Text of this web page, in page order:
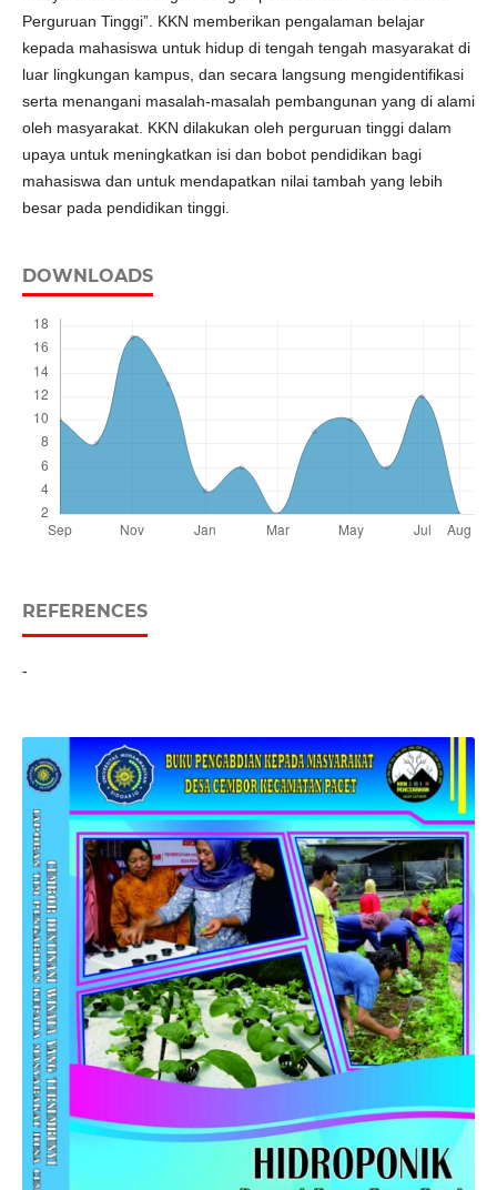
Perguruan Tinggi”. KKN memberikan pengalaman belajar
kepada mahasiswa untuk hidup di tengah tengah masyarakat di
luar lingkungan kampus, dan secara langsung mengidentifikasi
serta menangani masalah-masalah pembangunan yang di alami
oleh masyarakat. KKN dilakukan oleh perguruan tinggi dalam
upaya untuk meningkatkan isi dan bobot pendidikan bagi
mahasiswa dan untuk mendapatkan nilai tambah yang lebih
besar pada pendidikan tinggi.
DOWNLOADS
REFERENCES
-